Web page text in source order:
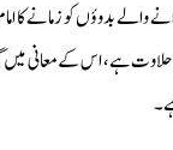
بدوؤں کو زمانے کا امام
حلاوت ہے، اس کے معانی